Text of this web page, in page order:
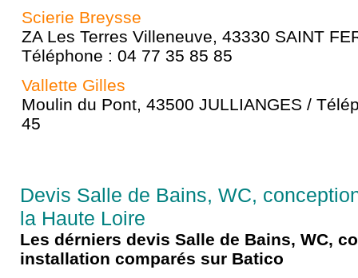
Scierie Breysse
ZA Les Terres Villeneuve, 43330 SAINT
Téléphone : 04 77 35 85 85
Vallette Gilles
Moulin du Pont, 43500 JULLIANGES /
45
Devis Salle de Bains, WC,
la Haute Loire
Les dérniers devis Salle de Bains, WC,
installation comparés sur Batico